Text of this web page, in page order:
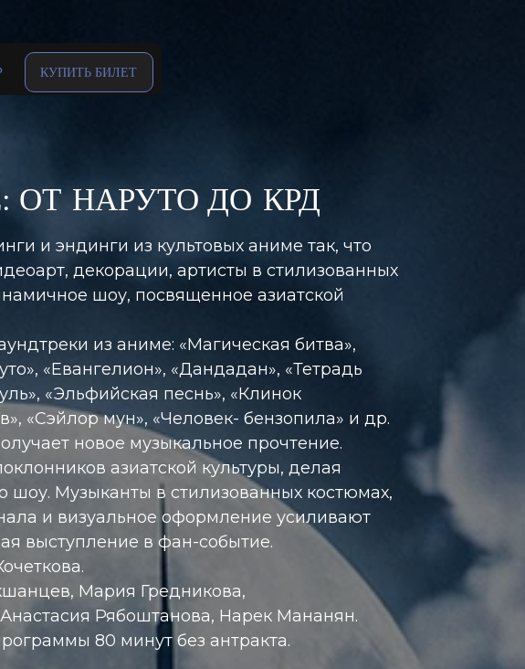
и эндинги из культовых аниме так, что
декорации, артисты в стилизованных
шоу, посвященное азиатской
из аниме: «Магическая битва»,
«Евангелион», «Дандадан», «Тетрадь
«Эльфийская песнь», «Клинок
«Сэйлор мун», «Человек- бензопила» и др.
новое музыкальное прочтение.
азиатской культуры, делая
шоу. Музыканты в стилизованных костюмах,
и визуальное оформление усиливают
выступление в фан-событие.
Мария Гредникова,
Рябоштанова, Нарек Мананян.
80 минут без антракта.
НАРУТО ДО КРД
КУПИТЬ БИЛЕТ